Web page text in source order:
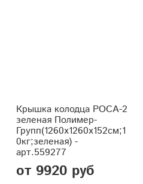
Крышка колодца РОСА-2
зеленая Полимер-
Групп(1260x1260x152см;1
0кг;зеленая) -
арт.559277
от 9920 руб